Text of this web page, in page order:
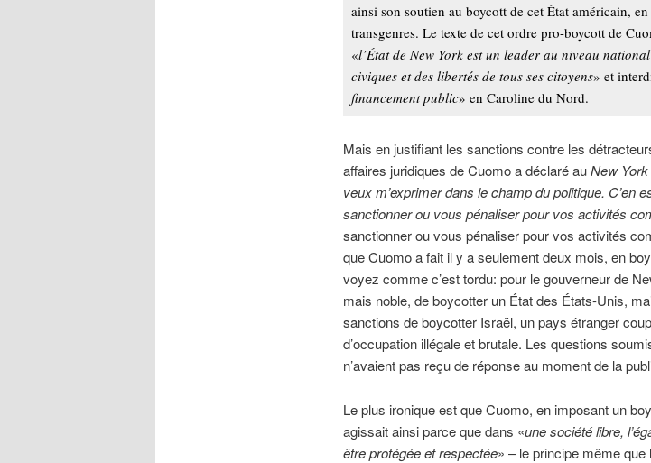
ainsi son soutien au boycott de cet État américain,
transgenres. Le texte de cet ordre pro-boycott de
«l’État de New York est un leader au niveau
civiques et des libertés de tous ses citoyens» et
financement public» en Caroline du Nord.
Mais en justifiant les sanctions contre les
affaires juridiques de Cuomo a déclaré auNew
veux m’exprimer dans le champ du politique. C’en
sanctionner ou vous pénaliser pour vos activités
sanctionner ou vous pénaliser pour vos activités
que Cuomo a fait il y a seulement deux mois, en
voyez comme c’est tordu: pour le gouverneur de
mais noble, de boycotter un État des États-Unis,
sanctions de boycotter Israël, un pays étranger
d’occupation illégale et brutale. Les questions
n’avaient pas reçu de réponse au moment de la
Le plus ironique est que Cuomo, en imposant un
agissait ainsi parce que dans «une société libre,
être protégée et respectée» – le principe même que